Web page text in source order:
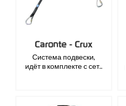
Caronte - Crux
Система подвески,
идёт в комплекте с сет..